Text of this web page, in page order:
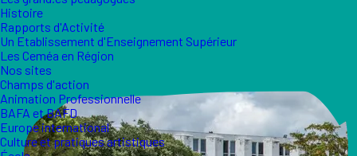
Histoire
Rapports d'Activité
Un Etablissement d'Enseignement Supérieur
Les Ceméa en Région
Nos sites
Champs d'action
Animation Professionnelle
BAFA et BAFD
Europe international
Culture et pratiques artistiques